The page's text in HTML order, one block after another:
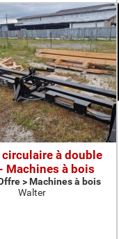
à double
Machines à bois
> Machines à bois
Walter